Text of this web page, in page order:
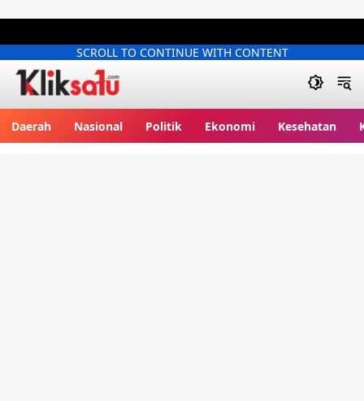
SCROLL TO CONTINUE WITH CONTENT
Daerah Nasional Politik Ekonomi Kesehatan